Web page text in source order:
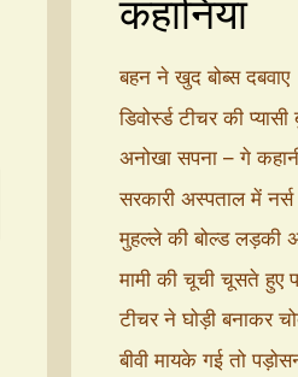
कहानियां
बहन ने खुद बोब्स दबवाए
डिवोर्स्ड टीचर की प्यासी
अनोखा सपना – गे
सरकारी अस्पताल में
मुहल्ले की बोल्ड लड़की
मामी की चूची चूसते हुए
टीचर ने घोड़ी बनाकर
बीवी मायके गई तो